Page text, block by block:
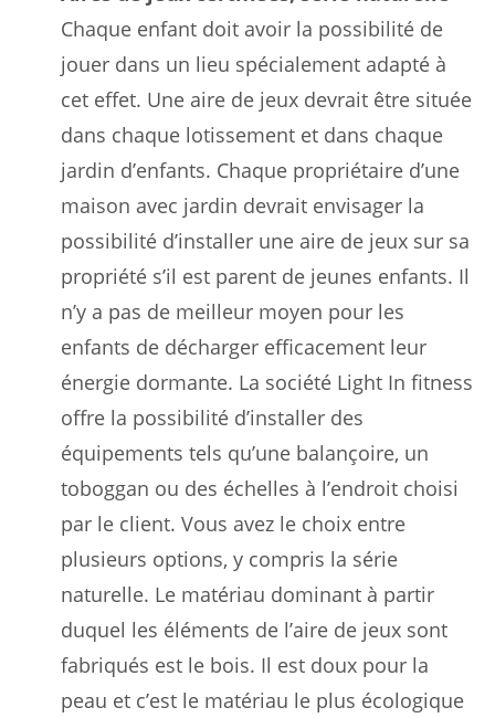
Chaque enfant doit avoir la possibilité de
jouer dans un lieu spécialement adapté à
cet effet. Une aire de jeux devrait être située
dans chaque lotissement et dans chaque
jardin d’enfants. Chaque propriétaire d’une
maison avec jardin devrait envisager la
possibilité d’installer une aire de jeux sur sa
propriété s’il est parent de jeunes enfants. Il
n’y a pas de meilleur moyen pour les
enfants de décharger efficacement leur
énergie dormante. La société Light In fitness
offre la possibilité d’installer des
équipements tels qu’une balançoire, un
toboggan ou des échelles à l’endroit choisi
par le client. Vous avez le choix entre
plusieurs options, y compris la série
naturelle. Le matériau dominant à partir
duquel les éléments de l’aire de jeux sont
fabriqués est le bois. Il est doux pour la
peau et c’est le matériau le plus écologique